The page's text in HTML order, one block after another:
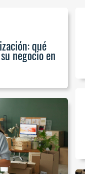
qué
negocio en